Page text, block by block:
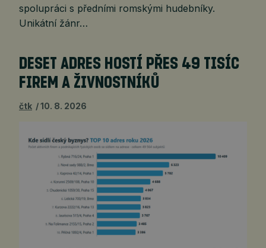
spolupráci s předními romskými hudebníky.
Unikátní žánr…
DESET ADRES HOSTÍ PŘES 49 TISÍC
FIREM A ŽIVNOSTNÍKŮ
čtk 10. 8. 2026